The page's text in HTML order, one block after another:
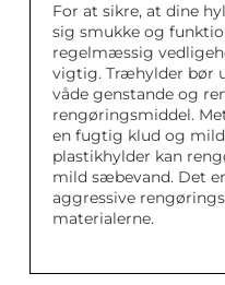
For at sikre, at dine
sig smukke og
regelmæssig
vigtig. Træhylder bør
våde genstande og
rengøringsmiddel.
en fugtig klud og
plastikhylder kan
mild sæbevand. Det
aggressive
materialerne.